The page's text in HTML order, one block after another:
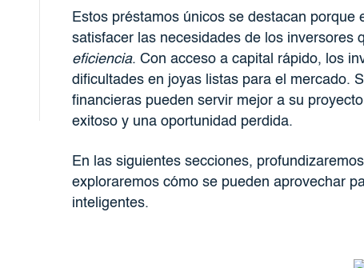
Estos préstamos únicos se destacan
satisfacer las necesidades de los inversores
eficiencia. Con acceso a capital rápido, los
dificultades en joyas listas para el mercado.
financieras pueden servir mejor a su
exitoso y una oportunidad perdida.
En las siguientes secciones,
exploraremos cómo se pueden aprovechar
inteligentes.